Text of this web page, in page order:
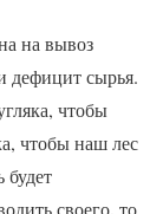
на вывоз
дефицит сырья.
чтобы
чтобы наш лес
своего, то